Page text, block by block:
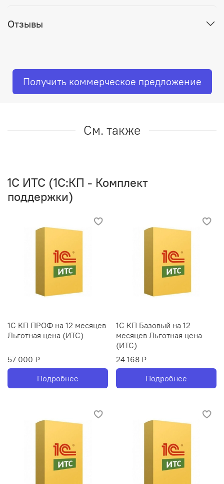
Отзывы
Получить коммерческое предложение
См. также
1C ИТС (1С:КП - Комплект
поддержки)
1С КП ПРОФ на 12 месяцев
Льготная цена (ИТС)
57 000 ₽
Подробнее
1С КП Базовый на 12
месяцев Льготная цена
(ИТС)
24 168 ₽
Подробнее